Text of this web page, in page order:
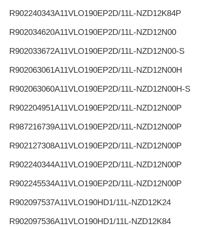
R902240343A11VLO190EP2D/11L-NZD12K84P
R902034620A11VLO190EP2D/11L-NZD12N00
R902033672A11VLO190EP2D/11L-NZD12N00-S
R902063061A11VLO190EP2D/11L-NZD12N00H
R902063060A11VLO190EP2D/11L-NZD12N00H-S
R902204951A11VLO190EP2D/11L-NZD12N00P
R987216739A11VLO190EP2D/11L-NZD12N00P
R902127308A11VLO190EP2D/11L-NZD12N00P
R902240344A11VLO190EP2D/11L-NZD12N00P
R902245534A11VLO190EP2D/11L-NZD12N00P
R902097537A11VLO190HD1/11L-NZD12K24
R902097536A11VLO190HD1/11L-NZD12K84